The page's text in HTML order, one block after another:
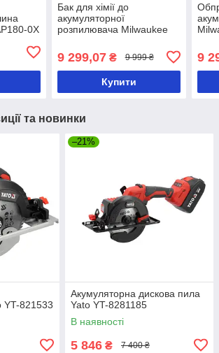
0X
Бак для хімії до
акумуляторної
розпилювача Milwaukee
ЗУ (4933464964)
9 299,07₴ 9 999 ₴
Купити
9
та новинки
YT-821533
–21%
Акумуляторна дискова пила
Yato YT-8281185
В наявності
5 846 ₴ 7 400 ₴